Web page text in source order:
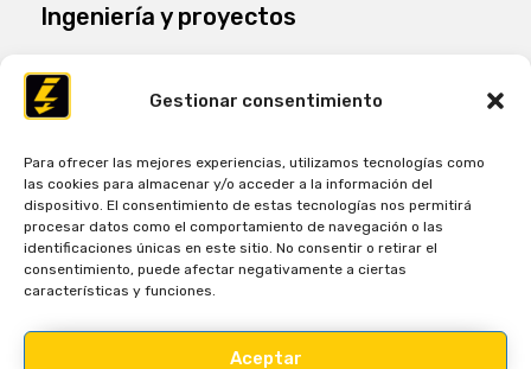
Gestionar consentimiento
Para ofrecer las mejores experiencias, utilizamos tecnologías como
las cookies para almacenar y/o acceder a la información del
dispositivo. El consentimiento de estas tecnologías nos permitirá
procesar datos como el comportamiento de navegación o las
identificaciones únicas en este sitio. No consentir o retirar el
consentimiento, puede afectar negativamente a ciertas
características y funciones.
Aceptar
Ingeniería y proyectos
Ingeniería y proyectos
Sede central - España
Av. Antonio Fuertes nº10B. Apdo. Correos 159 30840 -
Alhama de Murcia.
Tel. + (34) 968 630 678